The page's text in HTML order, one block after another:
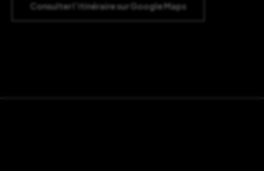
Consulter l’itinéraire sur Google Maps